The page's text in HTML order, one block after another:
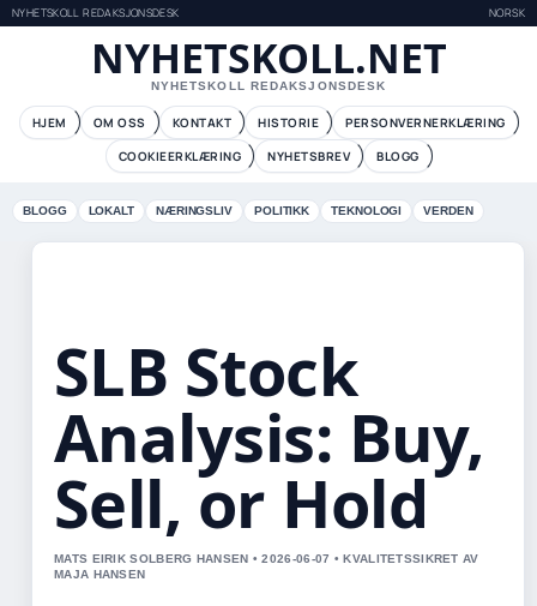
NYHETSKOLL REDAKSJONSDESK NORSK
NYHETSKOLL.NET
NYHETSKOLL REDAKSJONSDESK
HJEM OM OSS KONTAKT HISTORIE
PERSONVERNERKLÆRING
COOKIEERKLÆRING
NYHETSBREV BLOGG
BLOGG LOKALT NÆRINGSLIV POLITIKK TEKNOLOGI VERDEN
SLB Stock
Analysis: Buy,
Sell, or Hold
MATS EIRIK SOLBERG HANSEN • 2026-06-07 • KVALITETSSIKRET AV
MAJA HANSEN